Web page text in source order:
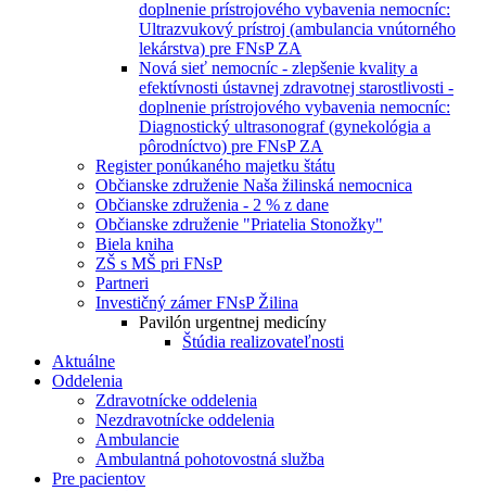
doplnenie prístrojového vybavenia nemocníc:
Ultrazvukový prístroj (ambulancia vnútorného
lekárstva) pre FNsP ZA
Nová sieť nemocníc - zlepšenie kvality a
efektívnosti ústavnej zdravotnej starostlivosti -
doplnenie prístrojového vybavenia nemocníc:
Diagnostický ultrasonograf (gynekológia a
pôrodníctvo) pre FNsP ZA
Register ponúkaného majetku štátu
Občianske združenie Naša žilinská nemocnica
Občianske združenia - 2 % z dane
Občianske združenie "Priatelia Stonožky"
Biela kniha
ZŠ s MŠ pri FNsP
Partneri
Investičný zámer FNsP Žilina
Pavilón urgentnej medicíny
Štúdia realizovateľnosti
Aktuálne
Oddelenia
Zdravotnícke oddelenia
Nezdravotnícke oddelenia
Ambulancie
Ambulantná pohotovostná služba
Pre pacientov